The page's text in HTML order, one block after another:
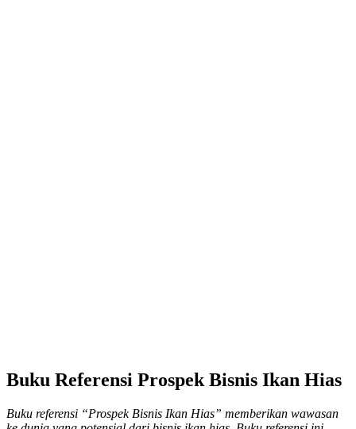
Buku Referensi Prospek Bisnis Ikan Hias
Buku referensi “Prospek Bisnis Ikan Hias” memberikan wawasan